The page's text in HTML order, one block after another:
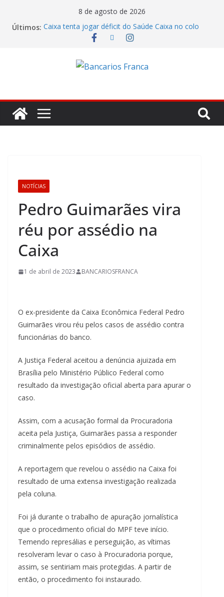
8 de agosto de 2026
Últimos: Caixa tenta jogar déficit do Saúde Caixa no colo
dos empregados e enfrenta rejeição na mesa
7,05 bilhões no segundo trimestre
Itaú atende cobrança da CONTEC e garante
de R$ 275 milhões
Banco do Brasil trava debate econômico e
condiciona avanços à decisão da Fenaban
NOTÍCIAS
Pedro Guimarães vira
réu por assédio na
Caixa
1 de abril de 2023 BANCARIOSFRANCA
O ex-presidente da Caixa Econômica Federal Pedro
Guimarães virou réu pelos casos de assédio contra
funcionárias do banco.
A Justiça Federal aceitou a denúncia ajuizada em
Brasília pelo Ministério Público Federal como
resultado da investigação oficial aberta para apurar o
caso.
Assim, com a acusação formal da Procuradoria
aceita pela Justiça, Guimarães passa a responder
criminalmente pelos episódios de assédio.
A reportagem que revelou o assédio na Caixa foi
resultado de uma extensa investigação realizada
pela coluna.
Foi já durante o trabalho de apuração jornalística
que o procedimento oficial do MPF teve início.
Temendo represálias e perseguição, as vítimas
resolveram levar o caso à Procuradoria porque,
assim, se sentiriam mais protegidas. A partir de
então, o procedimento foi instaurado.